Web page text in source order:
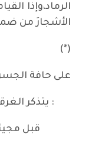
الرماد،وإذا
الأشجارَ من
(*)
على حافة الجسر
: يتذكر
قبل